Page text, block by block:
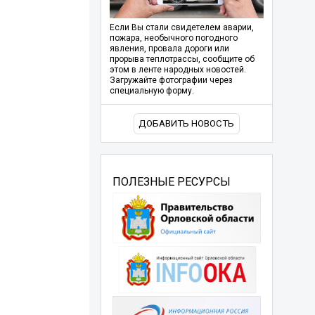
Если Вы стали свидетелем аварии,
пожара, необычного погодного
явления, провала дороги или
прорыва теплотрассы, сообщите об
этом в ленте народных новостей.
Загружайте фотографии через
специальную форму.
ДОБАВИТЬ НОВОСТЬ
ПОЛЕЗНЫЕ РЕСУРСЫ